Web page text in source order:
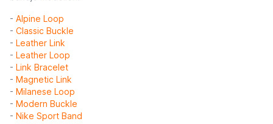
- Alpine Loop
- Classic Buckle
- Leather Link
- Leather Loop
- Link Bracelet
- Magnetic Link
- Milanese Loop
- Modern Buckle
- Nike Sport Band